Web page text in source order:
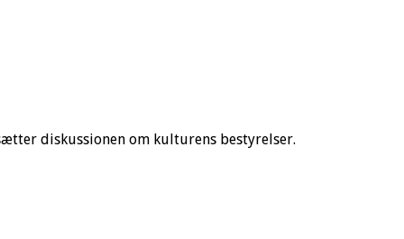
diskussionen om kulturens bestyrelser.